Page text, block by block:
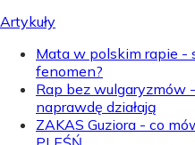
Artykuły
Mata w polskim rapie -
fenomen?
Rap bez wulgaryzmów
naprawdę działają
ZAKAS Guziora - co